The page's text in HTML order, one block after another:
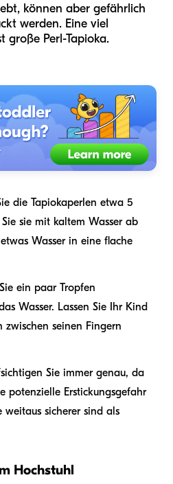
können aber gefährlich
werden. Eine viel
große Perl-Tapioka.
die Tapiokaperlen etwa 5
sie mit kaltem Wasser ab
Wasser in eine flache
ein paar Tropfen
Wasser. Lassen Sie Ihr Kind
seinen Fingern
Sie immer genau, da
potenzielle Erstickungsgefahr
sicherer sind als
Hochstuhl